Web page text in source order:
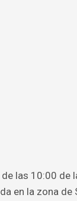
las 10:00 de
en la zona